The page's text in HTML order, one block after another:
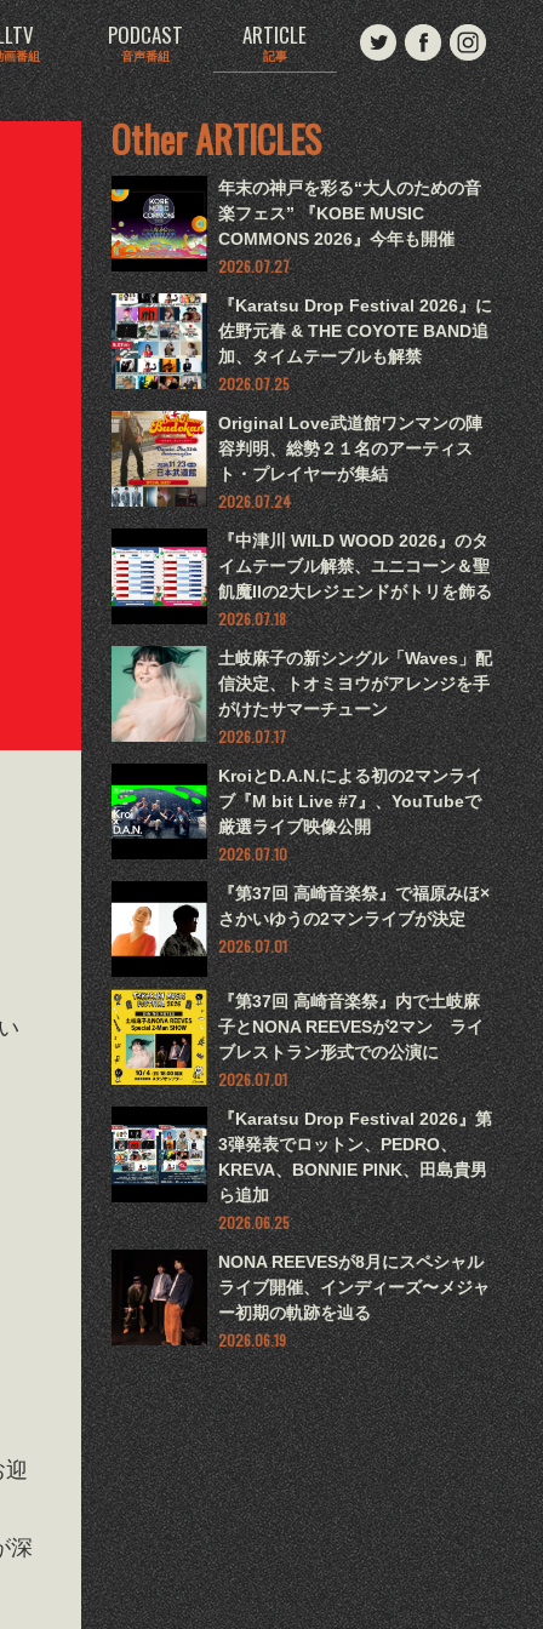
画番組
PODCAST
音声番組
ARTICLE
記事
深
Other ARTICLES
年末の神戸を彩る“大人のための音
楽フェス” 『KOBE MUSIC
COMMONS 2026』今年も開催
2026.07.27
『Karatsu Drop Festival 2026』に
佐野元春 & THE COYOTE BAND追
加、タイムテーブルも解禁
2026.07.25
Original Love武道館ワンマンの陣
容判明、総勢２１名のアーティス
ト・プレイヤーが集結
2026.07.24
『中津川 WILD WOOD 2026』のタ
イムテーブル解禁、ユニコーン＆聖
飢魔IIの2大レジェンドがトリを飾る
2026.07.18
土岐麻子の新シングル「Waves」配
信決定、トオミヨウがアレンジを手
がけたサマーチューン
2026.07.17
KroiとD.A.N.による初の2マンライ
ブ『M bit Live #7』、YouTubeで
厳選ライブ映像公開
2026.07.10
『第37回 高崎音楽祭』で福原みほ×
さかいゆうの2マンライブが決定
2026.07.01
『第37回 高崎音楽祭』内で土岐麻
子とNONA REEVESが2マン ライ
ブレストラン形式での公演に
2026.07.01
『Karatsu Drop Festival 2026』第
3弾発表でロットン、PEDRO、
KREVA、BONNIE PINK、田島貴男
ら追加
2026.06.25
NONA REEVESが8月にスペシャル
ライブ開催、インディーズ〜メジャ
ー初期の軌跡を辿る
2026.06.19